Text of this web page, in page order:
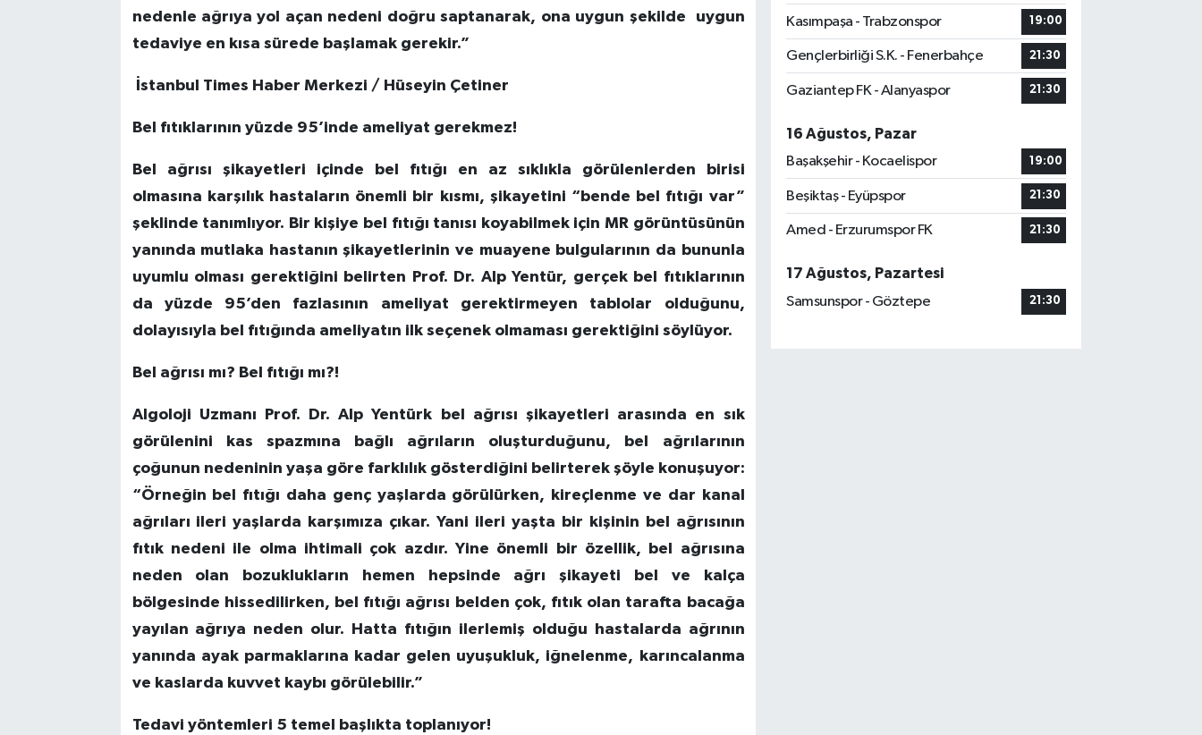
nedenle ağrıya yol açan nedeni doğru saptanarak, ona uygun şekilde uygun
tedaviye en kısa sürede başlamak gerekir.”
İstanbul Times Haber Merkezi / Hüseyin Çetiner
Bel fıtıklarının yüzde 95’inde ameliyat gerekmez!
Bel ağrısı şikayetleri içinde bel fıtığı en az sıklıkla görülenlerden birisi
olmasına karşılık hastaların önemli bir kısmı, şikayetini “bende bel fıtığı var”
şeklinde tanımlıyor. Bir kişiye bel fıtığı tanısı koyabilmek için MR görüntüsünün
yanında mutlaka hastanın şikayetlerinin ve muayene bulgularının da bununla
uyumlu olması gerektiğini belirten Prof. Dr. Alp Yentür, gerçek bel fıtıklarının
da yüzde 95’den fazlasının ameliyat gerektirmeyen tablolar olduğunu,
dolayısıyla bel fıtığında ameliyatın ilk seçenek olmaması gerektiğini söylüyor.
Bel ağrısı mı? Bel fıtığı mı?!
Algoloji Uzmanı Prof. Dr. Alp Yentürk bel ağrısı şikayetleri arasında en sık
görülenini kas spazmına bağlı ağrıların oluşturduğunu, bel ağrılarının
çoğunun nedeninin yaşa göre farklılık gösterdiğini belirterek şöyle konuşuyor:
“Örneğin bel fıtığı daha genç yaşlarda görülürken, kireçlenme ve dar kanal
ağrıları ileri yaşlarda karşımıza çıkar. Yani ileri yaşta bir kişinin bel ağrısının
fıtık nedeni ile olma ihtimali çok azdır. Yine önemli bir özellik, bel ağrısına
neden olan bozuklukların hemen hepsinde ağrı şikayeti bel ve kalça
bölgesinde hissedilirken, bel fıtığı ağrısı belden çok, fıtık olan tarafta bacağa
yayılan ağrıya neden olur. Hatta fıtığın ilerlemiş olduğu hastalarda ağrının
yanında ayak parmaklarına kadar gelen uyuşukluk, iğnelenme, karıncalanma
ve kaslarda kuvvet kaybı görülebilir.”
Tedavi yöntemleri 5 temel başlıkta toplanıyor!
Kasımpaşa - Trabzonspor 19:00
Gençlerbirliği S.K. - Fenerbahçe 21:30
Gaziantep FK - Alanyaspor 21:30
16 Ağustos, Pazar
Başakşehir - Kocaelispor
19:00
Beşiktaş - Eyüpspor 21:30
Amed - Erzurumspor FK 21:30
17 Ağustos, Pazartesi
Samsunspor - Göztepe
21:30